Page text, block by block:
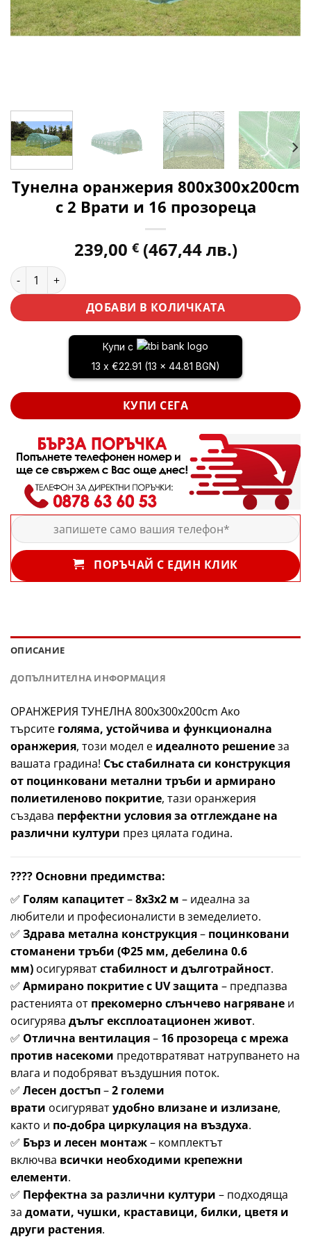
Тунелна оранжерия 800x300x200cm
с 2 Врати и 16 прозореца
239,00 € (467,44 лв.)
количество за Тунелна оранжерия 800x300x200cm с 2
ДОБАВИ В КОЛИЧКАТА
Купи с
13 x €22.91 (13 x 44.81 BGN)
КУПИ СЕГА
ПОРЪЧАЙ С ЕДИН КЛИК
ОПИСАНИЕ
ДОПЪЛНИТЕЛНА ИНФОРМАЦИЯ
ОРАНЖЕРИЯ ТУНЕЛНА 800x300x200cm Ако
търсите голяма, устойчива и функционална
оранжерия, този модел е идеалното решениеза
вашата градина! Със стабилната си конструкция
от поцинковани метални тръби и армирано
полиетиленово покритие, тази оранжерия
създава перфектни условия за отглеждане на
различни култури през цялата година.
???? Основни предимства:
✅ Голям капацитет–8x3x2 м – идеална за
любители и професионалисти в земеделието.
✅ Здрава метална конструкция– поцинковани
стоманени тръби (Ф25 мм, дебелина 0.6
мм) осигуряватстабилност и дълготрайност.
✅ Армирано покритие с UV защита – предпазва
растенията от прекомерно слънчево нагряване и
осигурява дълъг експлоатационен живот.
✅ Отлична вентилация– 16 прозореца с мрежа
против насекоми предотвратяват натрупването на
влага и подобряват въздушния поток.
✅ Лесен достъп–2 големи
врати осигуряватудобно влизане и излизане,
както и по-добра циркулация на въздуха.
✅ Бърз и лесен монтаж– комплектът
включва всички необходими крепежни
елементи.
✅ Перфектна за различни култури – подходяща
за домати, чушки, краставици, билки, цветя и
други растения.